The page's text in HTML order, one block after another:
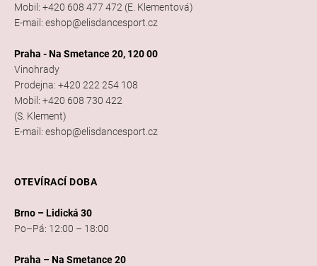
Mobil: +420 608 477 472 (E. Klementová)
E-mail: eshop@elisdancesport.cz
Praha - Na Smetance 20, 120 00
Vinohrady
Prodejna: +420 222 254 108
Mobil: +420 608 730 422
(S. Klement)
E-mail: eshop@elisdancesport.cz
OTEVÍRACÍ DOBA
Brno – Lidická 30
Po–Pá: 12:00 – 18:00
Praha – Na Smetance 20